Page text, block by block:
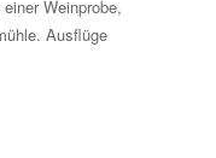
Weinprobe,
Ausflüge